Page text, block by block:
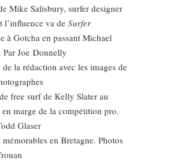
Mike Salisbury, surfer designer
l’influence va de Surfer
à Gotcha en passant Michael
Par Joe Donnelly
la rédaction avec les images de
free surf de Kelly Slater au
marge de la compétition pro.
Glaser
mémorables en Bretagne. Photos